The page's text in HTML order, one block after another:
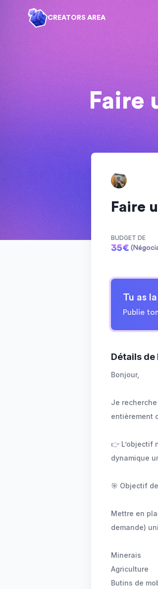
CREATORS AREA
Faire
Faire
BUDGET DE
35€
Tu as
Publie
Détails
Bonjour,
Je
entièrement
👉 L’objectif
dynamique
🎯 Objectif
Mettre en
demande)
Minerais
Agriculture
Butins de